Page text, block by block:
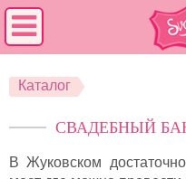
Каталог
СВАДЕБНЫЙ
В Жуковском